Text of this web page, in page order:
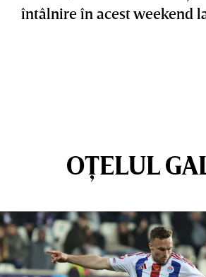
întâlnire în acest weekend
OȚELUL